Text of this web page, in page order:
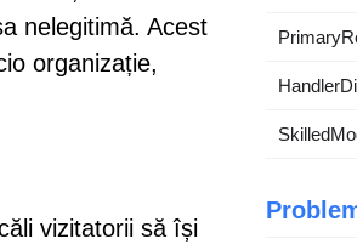
nelegitimă. Acest
organizație,
vizitatorii să își